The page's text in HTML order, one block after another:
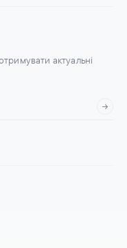
актуальні